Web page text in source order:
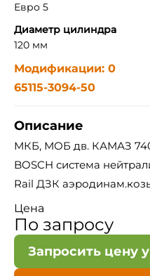
Евро 5
Диаметр цилиндра
120 мм
Модификации: 0
65115-3094-50
Описание
МКБ, МОБ дв. КАМАЗ
BOSCH система
Rail ДЗК
Цена
По запросу
Запросить цену